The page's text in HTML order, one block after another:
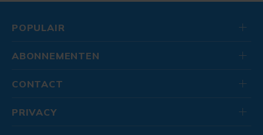
POPULAIR
ABONNEMENTEN
CONTACT
PRIVACY